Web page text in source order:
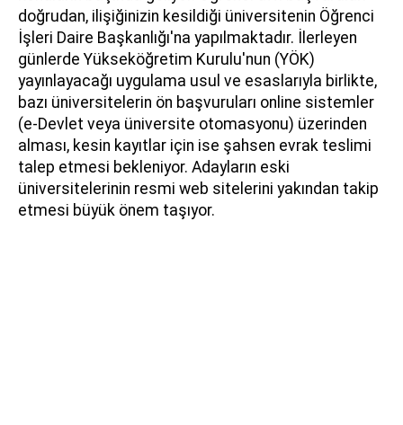
doğrudan, ilişiğinizin kesildiği üniversitenin Öğrenci
İşleri Daire Başkanlığı'na yapılmaktadır. İlerleyen
günlerde Yükseköğretim Kurulu'nun (YÖK)
yayınlayacağı uygulama usul ve esaslarıyla birlikte,
bazı üniversitelerin ön başvuruları online sistemler
(e-Devlet veya üniversite otomasyonu) üzerinden
alması, kesin kayıtlar için ise şahsen evrak teslimi
talep etmesi bekleniyor. Adayların eski
üniversitelerinin resmi web sitelerini yakından takip
etmesi büyük önem taşıyor.